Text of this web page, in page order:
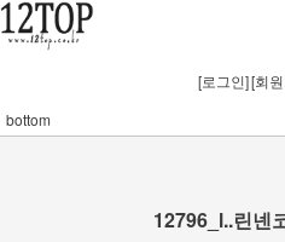
[로그인][회
bottom
12796_l..린넨